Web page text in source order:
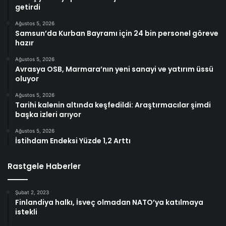
getirdi
Ağustos 5, 2026
Samsun’da Kurban Bayramı için 24 bin personel göreve
hazır
Ağustos 5, 2026
Avrasya OSB, Marmara’nın yeni sanayi ve yatırım üssü
oluyor
Ağustos 5, 2026
Tarihi kalenin altında keşfedildi: Araştırmacılar şimdi
başka izleri arıyor
Ağustos 5, 2026
İstihdam Endeksi Yüzde 1,2 Arttı
Rastgele Haberler
Şubat 2, 2023
Finlandiya halkı, İsveç olmadan NATO’ya katılmaya
istekli